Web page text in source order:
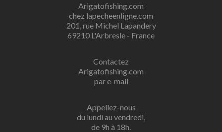
Arigatofishing.com
chez lapecheenligne.com
201, rue Michel Lapandery
69210 L'Arbresle - France
Contactez
Arigatofishing.com
par e-mail
Appellez-nous
du lundi au vendredi,
de 9h à 18h.